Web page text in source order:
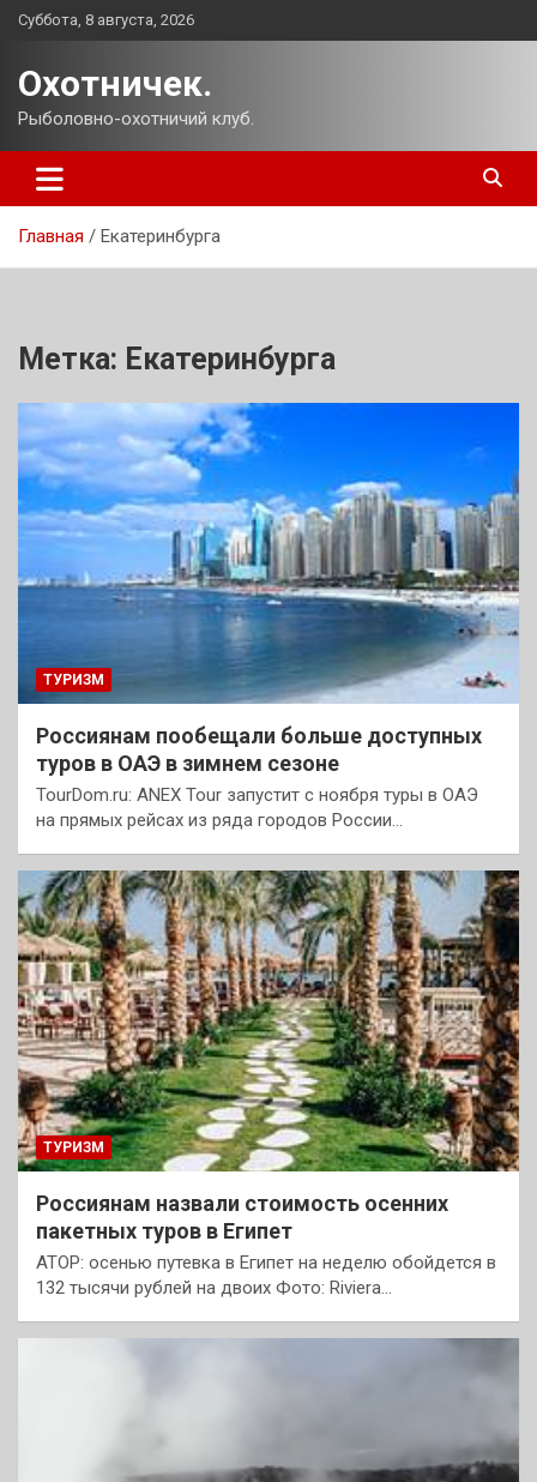
Перейти
Суббота, 8 августа, 2026
Охотничек.
Рыболовно-охотничий клуб.
Главная Екатеринбурга
Метка: Екатеринбурга
ТУРИЗМ
Россиянам пообещали больше доступных
туров в ОАЭ в зимнем сезоне
TourDom.ru: ANEX Tour запустит с ноября туры в ОАЭ
на прямых рейсах из ряда городов России…
ТУРИЗМ
Россиянам назвали стоимость осенних
пакетных туров в Египет
АТОР: осенью путевка в Египет на неделю обойдется в
132 тысячи рублей на двоих Фото: Riviera…